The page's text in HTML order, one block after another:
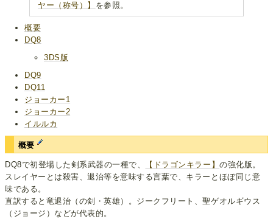
ヤー（称号）】 を参照。
概要
DQ8
3DS版
DQ9
DQ11
ジョーカー1
ジョーカー2
イルルカ
概要
DQ8で初登場した剣系武器の一種で、 【ドラゴンキラー】の強化版。
スレイヤーとは殺害、退治等を意味する言葉で、キラーとほぼ同じ意
味である。
直訳すると竜退治（の剣・英雄）。ジークフリート、聖ゲオルギウス
（ジョージ）などが代表的。